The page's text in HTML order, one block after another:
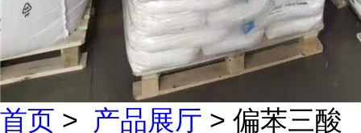
首页 > 产品展厅 > 偏苯三酸